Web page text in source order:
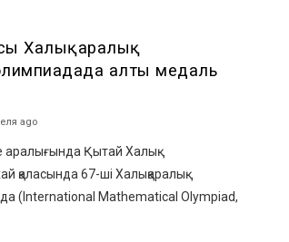
Халықаралық
алты медаль
ago
Қытай Халық
қаласында 67-ші Халықаралық
(International Mathematical Olympiad,